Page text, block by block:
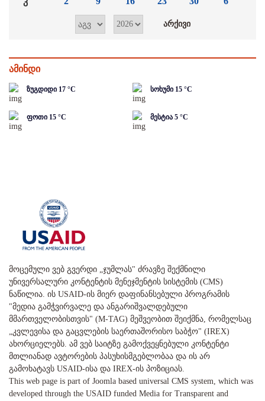
ამინდი
ზუგდიდი 17 °C სოხუმი 15 °C
ფოთი 15 °C მესტია 5 °C
მოცემული ვებ გვერდი „ჯუმლას" ძრავზე შექმნილი
უნივერსალური კონტენტის მენეჯმენტის სისტემის (CMS)
ნაწილია. ის USAID-ის მიერ დაფინანსებული პროგრამის
"მედია გამჭვირვალე და ანგარიშვალდებული
მმართველობისთვის" (M-TAG) მეშვეობით შეიქმნა, რომელსაც
„კვლევისა და გაცვლების საერთაშორისო საბჭო" (IREX)
ახორციელებს. ამ ვებ საიტზე გამოქვეყნებული კონტენტი
მთლიანად ავტორების პასუხისმგებლობაა და ის არ
გამოხატავს USAID-ისა და IREX-ის პოზიციას.
This web page is part of Joomla based universal CMS system, which was
developed through the USAID funded Media for Transparent and